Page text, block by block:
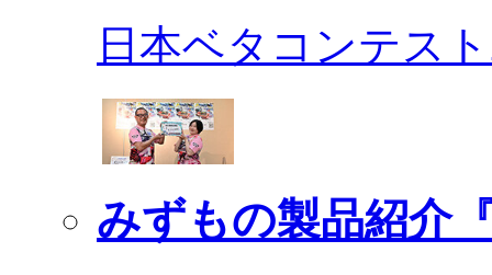
日本ベタコンテス
みずもの製品紹介